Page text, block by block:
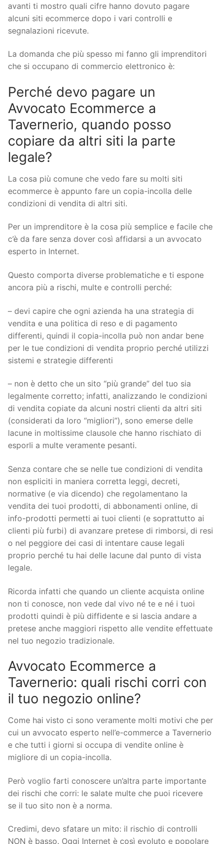
avanti ti mostro quali cifre hanno dovuto pagare
alcuni siti ecommerce dopo i vari controlli e
segnalazioni ricevute.
La domanda che più spesso mi fanno gli imprenditori
che si occupano di commercio elettronico è:
Perché devo pagare un
Avvocato Ecommerce a
Tavernerio, quando posso
copiare da altri siti la parte
legale?
La cosa più comune che vedo fare su molti siti
ecommerce è appunto fare un copia-incolla delle
condizioni di vendita di altri siti.
Per un imprenditore è la cosa più semplice e facile che
c’è da fare senza dover così affidarsi a un avvocato
esperto in Internet.
Questo comporta diverse problematiche e ti espone
ancora più a rischi, multe e controlli perché:
– devi capire che ogni azienda ha una strategia di
vendita e una politica di reso e di pagamento
differenti, quindi il copia-incolla può non andar bene
per le tue condizioni di vendita proprio perché utilizzi
sistemi e strategie differenti
– non è detto che un sito “più grande” del tuo sia
legalmente corretto; infatti, analizzando le condizioni
di vendita copiate da alcuni nostri clienti da altri siti
(considerati da loro “migliori”), sono emerse delle
lacune in moltissime clausole che hanno rischiato di
esporli a multe veramente pesanti.
Senza contare che se nelle tue condizioni di vendita
non espliciti in maniera corretta leggi, decreti,
normative (e via dicendo) che regolamentano la
vendita dei tuoi prodotti, di abbonamenti online, di
info-prodotti permetti ai tuoi clienti (e soprattutto ai
clienti più furbi) di avanzare pretese di rimborsi, di resi
o nel peggiore dei casi di intentare cause legali
proprio perché tu hai delle lacune dal punto di vista
legale.
Ricorda infatti che quando un cliente acquista online
non ti conosce, non vede dal vivo né te e né i tuoi
prodotti quindi è più diffidente e si lascia andare a
pretese anche maggiori rispetto alle vendite effettuate
nel tuo negozio tradizionale.
Avvocato Ecommerce a
Tavernerio: quali rischi corri con
il tuo negozio online?
Come hai visto ci sono veramente molti motivi che per
cui un avvocato esperto nell’e-commerce a Tavernerio
e che tutti i giorni si occupa di vendite online è
migliore di un copia-incolla.
Però voglio farti conoscere un’altra parte importante
dei rischi che corri: le salate multe che puoi ricevere
se il tuo sito non è a norma.
Credimi, devo sfatare un mito: il rischio di controlli
NON è basso. Oggi Internet è così evoluto e popolare